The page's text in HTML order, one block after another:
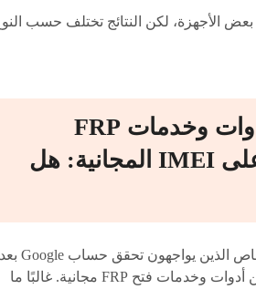
الأجهزة، لكن النتائج تختلف حسب
الجزء 4. أدوات وخدمات FRP
المعتمدة على IMEI المجانية: هل
يبحث العديد من الأشخاص الذين يواجهون تحقق حساب Google بعد
إعادة ضبط المصنع عن أدوات وخدمات فتح FRP مجانية. غالبًا ما